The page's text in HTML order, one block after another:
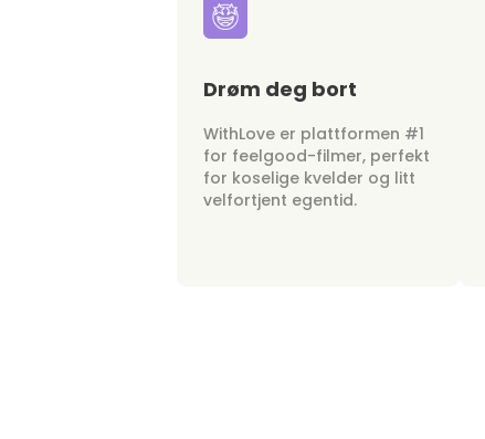
Drøm deg bort
WithLove er plattformen #1
for feelgood-filmer, perfekt
for koselige kvelder og litt
velfortjent egentid.